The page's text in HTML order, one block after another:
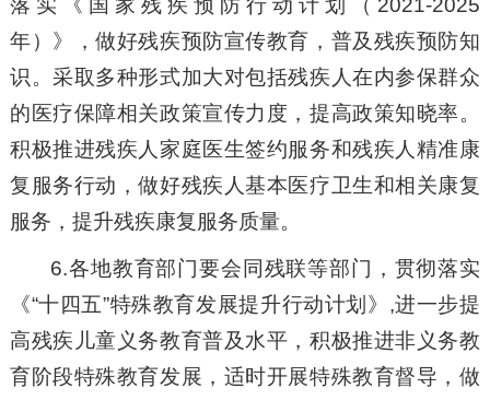
落实《国家残疾预防行动计划（2021-2025
年）》，做好残疾预防宣传教育，普及残疾预防知
识。采取多种形式加大对包括残疾人在内参保群众
的医疗保障相关政策宣传力度，提高政策知晓率。
积极推进残疾人家庭医生签约服务和残疾人精准康
复服务行动，做好残疾人基本医疗卫生和相关康复
服务，提升残疾康复服务质量。
6.各地教育部门要会同残联等部门，贯彻落实
《“十四五”特殊教育发展提升行动计划》,进一步提
高残疾儿童义务教育普及水平，积极推进非义务教
育阶段特殊教育发展，适时开展特殊教育督导，做